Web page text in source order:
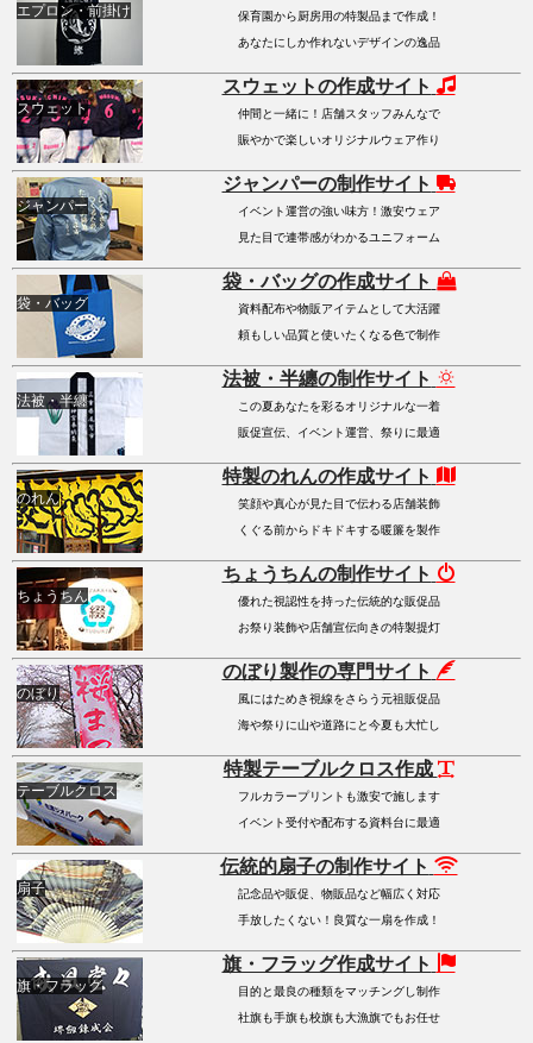
エプロン・前掛け
保育園から厨房用の特製品まで作成！
あなたにしか作れないデザインの逸品
スウェット
スウェットの作成サイト
仲間と一緒に！店舗スタッフみんなで
賑やかで楽しいオリジナルウェア作り
ジャンパー
ジャンパーの制作サイト
イベント運営の強い味方！激安ウェア
見た目で連帯感がわかるユニフォーム
袋・バッグ
袋・バッグの作成サイト
資料配布や物販アイテムとして大活躍
頼もしい品質と使いたくなる色で制作
法被・半纏
法被・半纏の制作サイト
この夏あなたを彩るオリジナルな一着
販促宣伝、イベント運営、祭りに最適
のれん
特製のれんの作成サイト
笑顔や真心が見た目で伝わる店舗装飾
くぐる前からドキドキする暖簾を製作
ちょうちん
ちょうちんの制作サイト
優れた視認性を持った伝統的な販促品
お祭り装飾や店舗宣伝向きの特製提灯
のぼり
のぼり製作の専門サイト
風にはためき視線をさらう元祖販促品
海や祭りに山や道路にと今夏も大忙し
テーブルクロス
特製テーブルクロス作成
フルカラープリントも激安で施します
イベント受付や配布する資料台に最適
扇子
伝統的扇子の制作サイト
記念品や販促、物販品など幅広く対応
手放したくない！良質な一扇を作成！
旗・フラッグ
旗・フラッグ作成サイト
目的と最良の種類をマッチングし制作
社旗も手旗も校旗も大漁旗でもお任せ